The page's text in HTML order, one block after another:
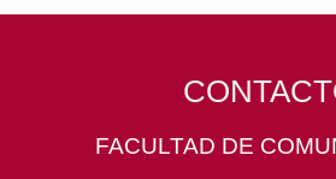
FACULTAD DE